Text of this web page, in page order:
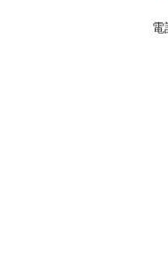
電